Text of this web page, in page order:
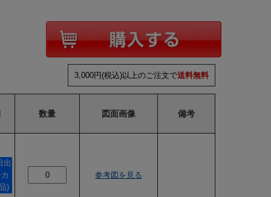
3,000円(税込)以上のご注文で送料無料
数量 図面画像 備考
出
)
参考図を見る